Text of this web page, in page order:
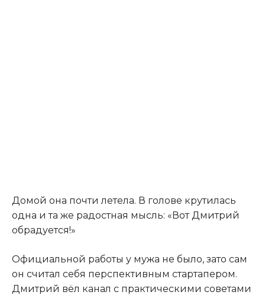
Домой она почти летела. В голове крутилась
одна и та же радостная мысль: «Вот Дмитрий
обрадуется!»
Официальной работы у мужа не было, зато сам
он считал себя перспективным стартапером.
Дмитрий вёл канал с практическими советами